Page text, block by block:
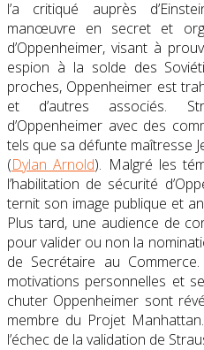
l’a critiqué auprès
manœuvre en secret et
d’Oppenheimer, visant à
espion à la solde des
proches, Oppenheimer est
et d’autres associés.
d’Oppenheimer avec des
tels que sa défunte maîtresse
(Dylan Arnold). Malgré les
l’habilitation de sécurité
ternit son image publique et
Plus tard, une audience de
pour valider ou non la
de Secrétaire au
motivations personnelles et
chuter Oppenheimer sont
membre du Projet
l’échec de la validation de